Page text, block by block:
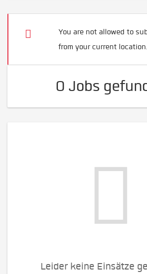
You are not allowed to
from your current location.
0 Jobs
Leider keine Einsätze